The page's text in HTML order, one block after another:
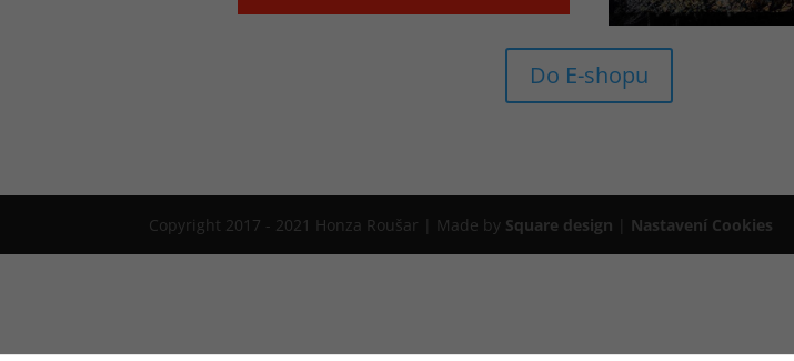
Do E-shopu
Copyright 2017 - 2021 Honza Roušar | Made by Square design Nastavení Cookies